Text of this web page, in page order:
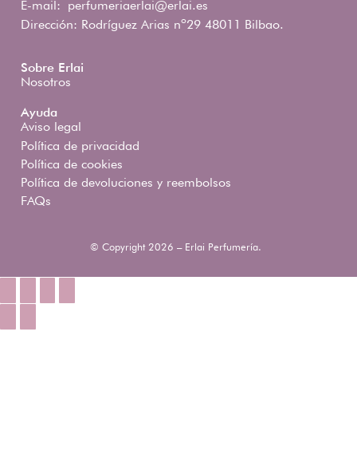
E-mail: perfumeriaerlai@erlai.es
Dirección: Rodríguez Arias nº29 48011 Bilbao.
Sobre Erlai
Nosotros
Ayuda
Aviso legal
Política de privacidad
Política de cookies
Política de devoluciones y reembolsos
FAQs
© Copyright 2026 – Erlai Perfumería.